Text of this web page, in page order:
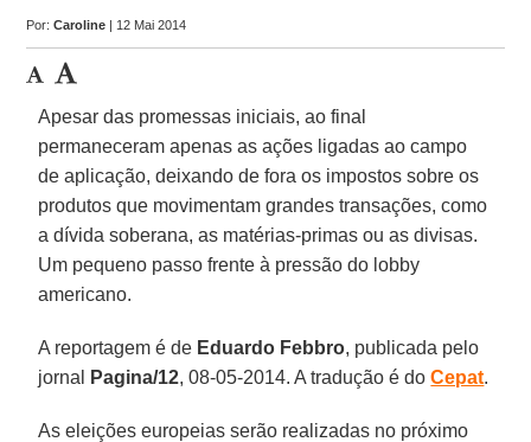
Por:Caroline | 12 Mai 2014
Apesar das promessas iniciais, ao final
permaneceram apenas as ações ligadas ao campo
de aplicação, deixando de fora os impostos sobre os
produtos que movimentam grandes transações, como
a dívida soberana, as matérias-primas ou as divisas.
Um pequeno passo frente à pressão do lobby
americano.
A reportagem é de Eduardo Febbro, publicada pelo
jornal
Pagina/12, 08-05-2014. A tradução é doCepat.
As eleições europeias serão realizadas no próximo